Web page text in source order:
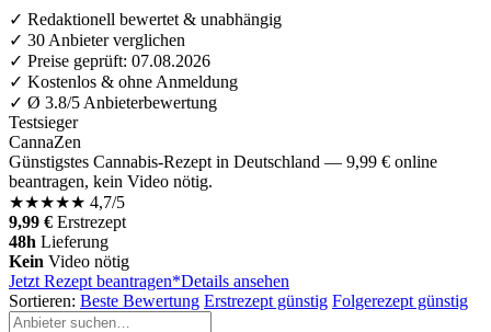
✓ Redaktionell bewertet & unabhängig
✓ 30 Anbieter verglichen
✓ Preise geprüft: 07.08.2026
✓ Kostenlos & ohne Anmeldung
✓ Ø 3.8/5 Anbieterbewertung
Testsieger
CannaZen
Günstigstes Cannabis-Rezept in Deutschland — 9,99 € online
beantragen, kein Video nötig.
★★★★★ 4,7/5
9,99 € Erstrezept
48h Lieferung
Kein Video nötig
Jetzt Rezept beantragen*Details ansehen
Sortieren: Beste Bewertung Erstrezept günstig Folgerezept günstig